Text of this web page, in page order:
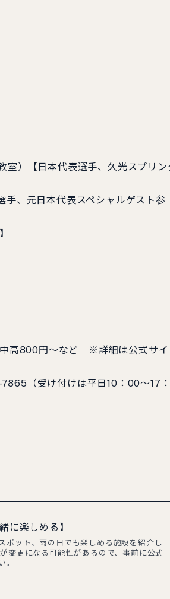
室）【日本代表選手、久光スプリン
、元日本代表スペシャルゲスト参
高800円〜など ※詳細は公式サイ
（受け付けは平日10：00～17
に楽しめる】
ポット、雨の日でも楽しめる施設を紹介し
変更になる可能性があるので、事前に公式
。